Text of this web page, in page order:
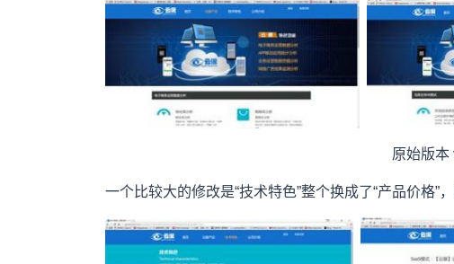
原始版本
一个比较大的修改是“技术特色”整个换成了“产品价格”